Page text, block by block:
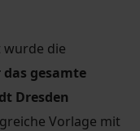
wurde die
gesamte
Dresden
Vorlage mit